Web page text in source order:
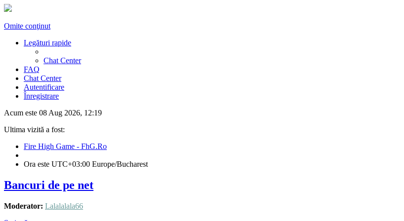
Omite conţinut
Legături rapide
Chat Center
FAQ
Chat Center
Autentificare
Înregistrare
Acum este 08 Aug 2026, 12:19
Ultima vizită a fost:
Fire High Game - FhG.Ro
Ora este UTC+03:00 Europe/Bucharest
Bancuri de pe net
Moderator: Lalalalala66